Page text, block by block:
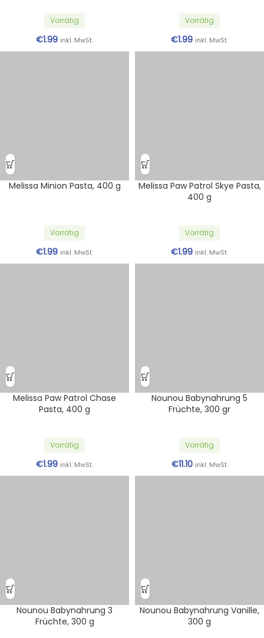
Vorrätig
€1.99 inkl. MwSt.
Vorrätig
€1.99 inkl. MwSt.
Melissa Minion Pasta, 400 g
Vorrätig
€1.99 inkl. MwSt.
Melissa Paw Patrol Skye Pasta,
400 g
Vorrätig
€1.99 inkl. MwSt.
Melissa Paw Patrol Chase
Pasta, 400 g
Vorrätig
€1.99 inkl. MwSt.
Nounou Babynahrung 5
Früchte, 300 gr
Vorrätig
€11.10 inkl. MwSt.
Nounou Babynahrung 3
Früchte, 300 g
Nounou Babynahrung Vanille,
300 g